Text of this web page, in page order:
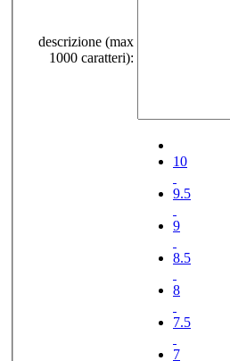
descrizione (max
1000 caratteri):
10
9.5
9
8.5
8
7.5
7